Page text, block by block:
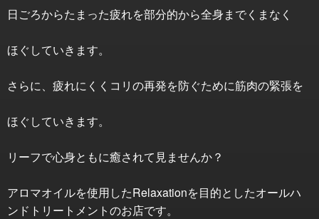
日ごろからたまった疲れを部分的から全身までくまなく
ほぐしていきます。
さらに、疲れにくくコリの再発を防ぐために筋肉の緊張を
ほぐしていきます。
リーフで心身ともに癒されて見ませんか？
アロマオイルを使用したRelaxationを目的としたオールハ
ンドトリートメントのお店です。